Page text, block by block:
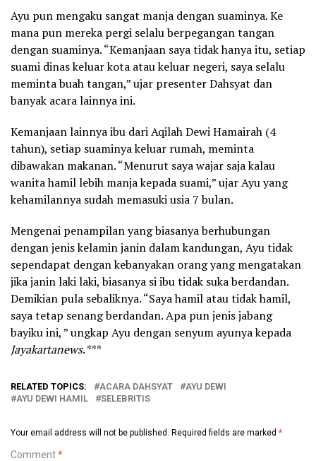
Ayu pun mengaku sangat manja dengan suaminya. Ke
mana pun mereka pergi selalu berpegangan tangan
dengan suaminya. “Kemanjaan saya tidak hanya itu, setiap
suami dinas keluar kota atau keluar negeri, saya selalu
meminta buah tangan,” ujar presenter Dahsyat dan
banyak acara lainnya ini.
Kemanjaan lainnya ibu dari Aqilah Dewi Hamairah (4
tahun), setiap suaminya keluar rumah, meminta
dibawakan makanan. “Menurut saya wajar saja kalau
wanita hamil lebih manja kepada suami,” ujar Ayu yang
kehamilannya sudah memasuki usia 7 bulan.
Mengenai penampilan yang biasanya berhubungan
dengan jenis kelamin janin dalam kandungan, Ayu tidak
sependapat dengan kebanyakan orang yang mengatakan
jika janin laki laki, biasanya si ibu tidak suka berdandan.
Demikian pula sebaliknya. “Saya hamil atau tidak hamil,
saya tetap senang berdandan. Apa pun jenis jabang
bayiku ini, ” ungkap Ayu dengan senyum ayunya kepada
Jayakartanews. ***
RELATED TOPICS: ACARA DAHSYAT
AYU DEWI
AYU DEWI HAMIL
SELEBRITIS
Your email address will not be published. Required fields are marked *
Comment*